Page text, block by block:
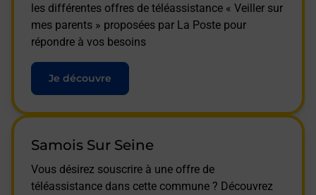
les différentes offres de téléassistance « Veiller sur
mes parents » proposées par La Poste pour
répondre à vos besoins
Je découvre
Samois Sur Seine
Vous désirez souscrire à une offre de
téléassistance dans cette commune ? Découvrez